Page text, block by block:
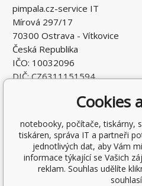
pimpala.cz-service IT
Mírová 297/17
70300 Ostrava - Vítkovice
Česká Republika
IČO: 10032096
DIČ: CZ6311151594
Cookies
notebooky, počítače, tiskárny,
tiskáren, správa IT a partneři
jednotlivých dat, aby Vám
informace týkající se Vašich
reklam. Souhlas udělíte